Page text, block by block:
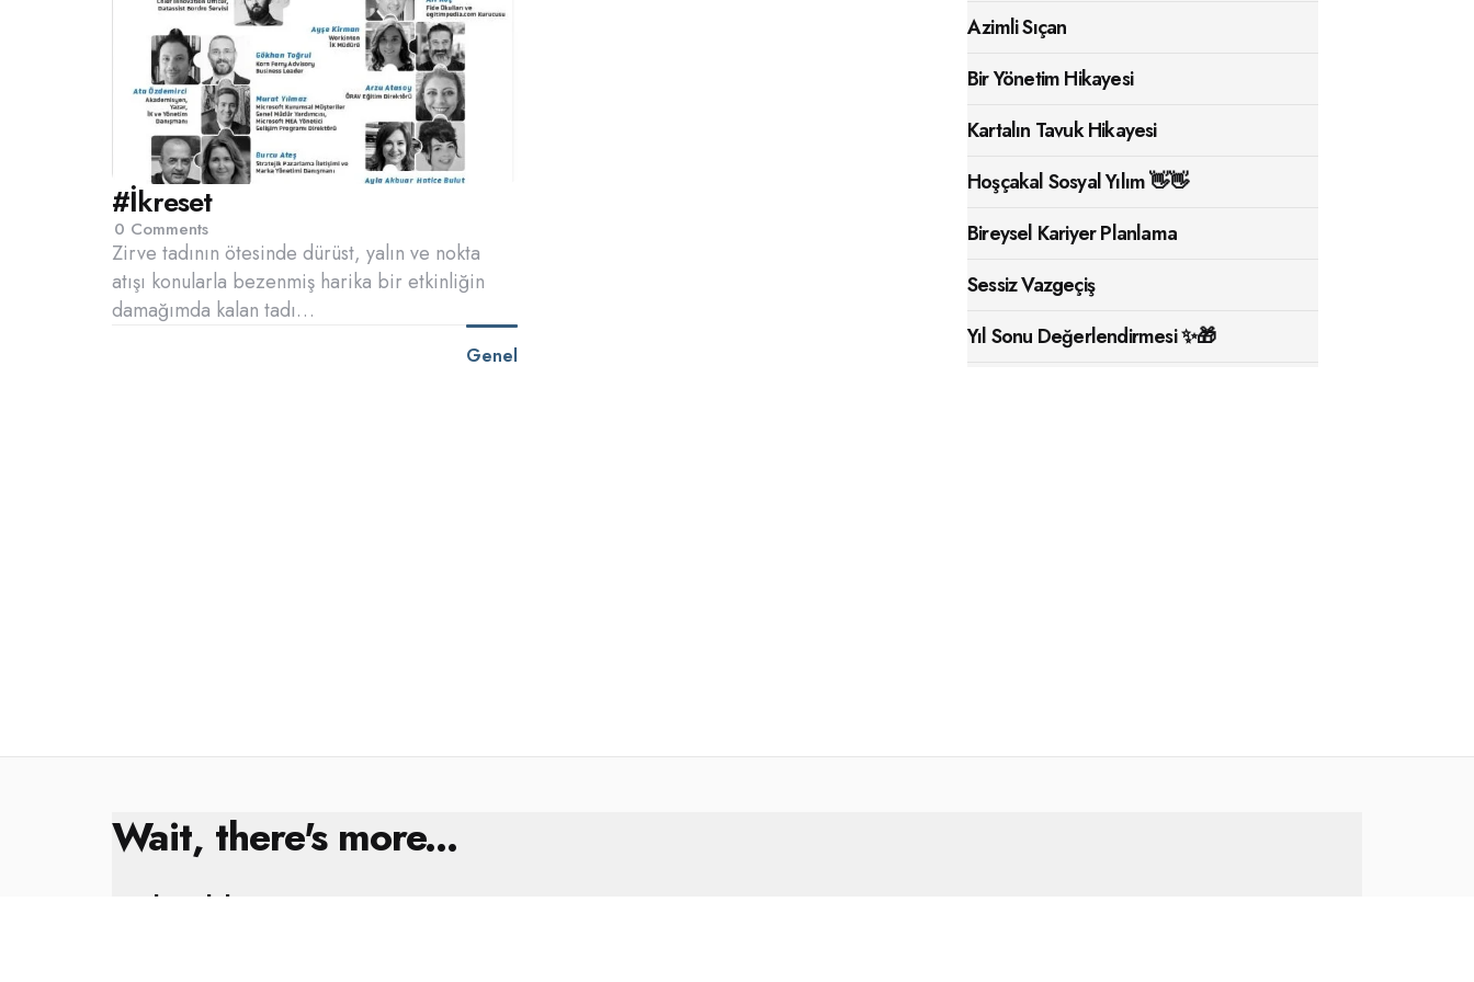
#İkreset
0 Comments
Zirve tadının ötesinde dürüst, yalın ve nokta
atışı konularla bezenmiş harika bir etkinliğin
damağımda kalan tadı…
Genel
Azimli Sıçan
Bir Yönetim Hikayesi
Kartalın Tavuk Hikayesi
Hoşçakal Sosyal Yılım 👋👋
Bireysel Kariyer Planlama
Sessiz Vazgeçiş
Yıl Sonu Değerlendirmesi ✨🎁
Wait, there's more...
Kral Çıplak